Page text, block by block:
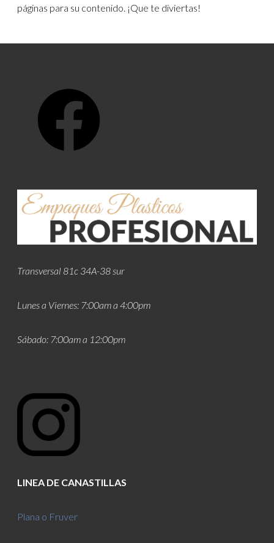
páginas para su contenido. ¡Que te diviertas!
Transversal 81c 34A-38 sur
Lunes a Viernes: 7:00am a 4:00pm
Sábado: 7:00am a 12:00pm
LINEA DE CANASTILLAS
Plana o Fruver